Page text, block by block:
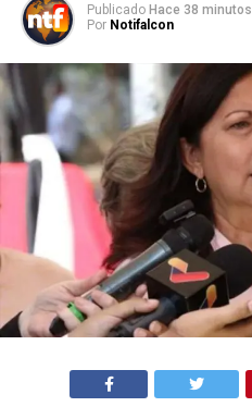
Publicado Hace 38 minutos
Por Notifalcon